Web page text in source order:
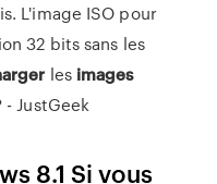
L'image ISO pour
32 bits sans les
les images
- JustGeek
8.1 Si vous